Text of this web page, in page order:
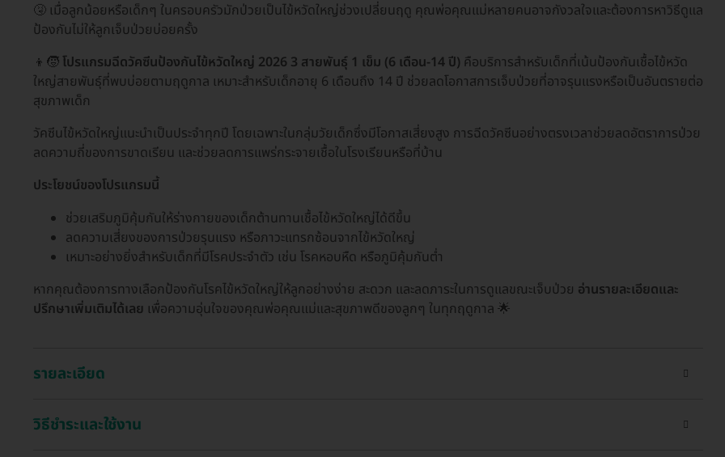
🤧 เมื่อลูกน้อยหรือเด็กๆ ในครอบครัวมักป่วยเป็นไข้หวัดใหญ่ช่วงเปลี่ยนฤดู คุณพ่อคุณแม่หลายคนอาจกังวลใจและต้องการหาวิธีดูแล
ป้องกันไม่ให้ลูกเจ็บป่วยบ่อยครั้ง
👦🧒 โปรแกรมฉีดวัคซีนป้องกันไข้หวัดใหญ่ 2026 3 สายพันธุ์ 1 เข็ม (6 เดือน-14 ปี) คือบริการสำหรับเด็กที่เน้นป้องกันเชื้อไข้หวัด
ใหญ่สายพันธุ์ที่พบบ่อยตามฤดูกาล เหมาะสำหรับเด็กอายุ 6 เดือนถึง 14 ปี ช่วยลดโอกาสการเจ็บป่วยที่อาจรุนแรงหรือเป็นอันตรายต่อ
สุขภาพเด็ก
วัคซีนไข้หวัดใหญ่แนะนำเป็นประจำทุกปี โดยเฉพาะในกลุ่มวัยเด็กซึ่งมีโอกาสเสี่ยงสูง การฉีดวัคซีนอย่างตรงเวลาช่วยลดอัตราการป่วย
ลดความถี่ของการขาดเรียน และช่วยลดการแพร่กระจายเชื้อในโรงเรียนหรือที่บ้าน
ประโยชน์ของโปรแกรมนี้
ช่วยเสริมภูมิคุ้มกันให้ร่างกายของเด็กต้านทานเชื้อไข้หวัดใหญ่ได้ดีขึ้น
ลดความเสี่ยงของการป่วยรุนแรง หรือภาวะแทรกซ้อนจากไข้หวัดใหญ่
เหมาะอย่างยิ่งสำหรับเด็กที่มีโรคประจำตัว เช่น โรคหอบหืด หรือภูมิคุ้มกันต่ำ
หากคุณต้องการทางเลือกป้องกันโรคไข้หวัดใหญ่ให้ลูกอย่างง่าย สะดวก และลดภาระในการดูแลขณะเจ็บป่วย อ่านรายละเอียดและ
ปรึกษาเพิ่มเติมได้เลย เพื่อความอุ่นใจของคุณพ่อคุณแม่และสุขภาพดีของลูกๆ ในทุกฤดูกาล 🌟
รายละเอียด
วิธีชำระและใช้งาน